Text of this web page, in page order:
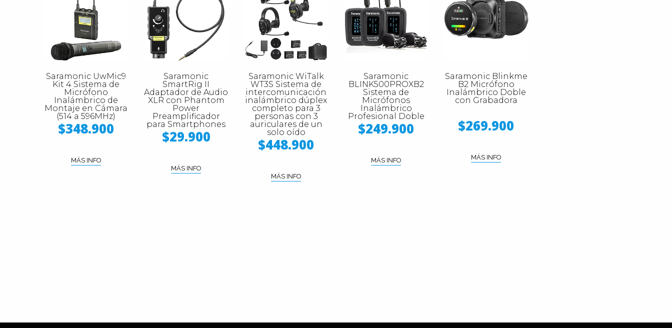
Saramonic UwMic9
Kit 4 Sistema de
Micrófono
Inalámbrico de
Montaje en Cámara
(514 a 596MHz)
$348.900
MÁS INFO
Saramonic
SmartRig II
Adaptador de Audio
XLR con Phantom
Power
Preamplificador
para Smartphones
$29.900
MÁS INFO
Saramonic WiTalk
WT3S Sistema de
intercomunicación
inalámbrico dúplex
completo para 3
personas con 3
auriculares de un
solo oído
$448.900
MÁS INFO
Saramonic
BLINK500PROXB2
Sistema de
Micrófonos
Inalámbrico
Profesional Doble
$249.900
MÁS INFO
Saramonic Blinkme
B2 Micrófono
Inalámbrico Doble
con Grabadora
$269.900
MÁS INFO